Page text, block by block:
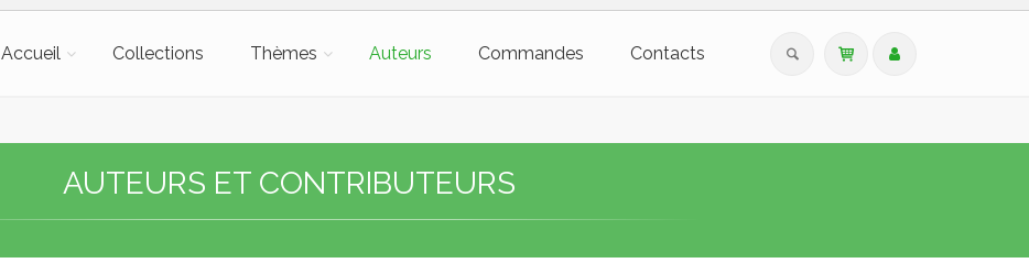
Accueil Collections Thèmes Auteurs Commandes Contacts
AUTEURS ET CONTRIBUTEURS